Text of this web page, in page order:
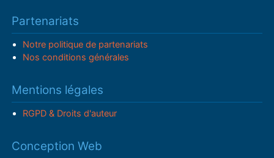
Partenariats
Notre politique de partenariats
Nos conditions générales
Mentions légales
RGPD & Droits d'auteur
Conception Web